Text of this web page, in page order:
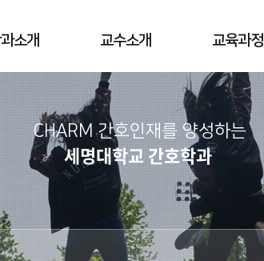
소개 교수소개 교육과정
CHARM 간호인재를 양성하는
세명대학교 간호학과